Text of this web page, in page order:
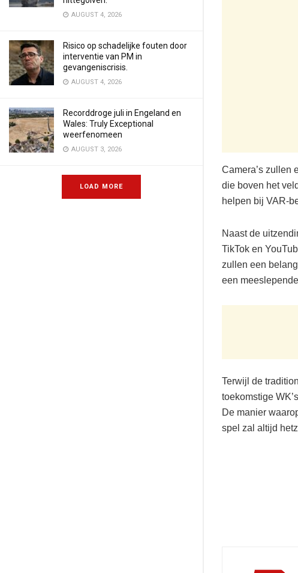
AUGUST 4, 2026
Risico op schadelijke fouten door
interventie van PM in
gevangeniscrisis.
AUGUST 4, 2026
Recorddroge juli in Engeland en
Wales: Truly Exceptional
weerfenomeen
AUGUST 3, 2026
LOAD MORE
Camera’s zullen
die boven het
helpen bij VAR-
Naast de
TikTok en
zullen een
een
Terwijl de
toekomstige
De manier
spel zal altijd